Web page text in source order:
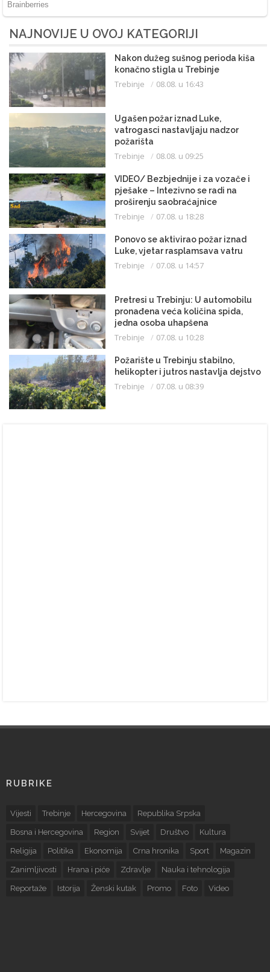
NAJNOVIJE U OVOJ KATEGORIJI
Nakon dužeg sušnog perioda kiša
konačno stigla u Trebinje
Trebinje 08.08. u 16:43
Ugašen požar iznad Luke,
vatrogasci nastavljaju nadzor
požarišta
Trebinje 08.08. u 09:25
VIDEO/ Bezbjednije i za vozače i
pješake – Intezivno se radi na
proširenju saobraćajnice
Trebinje 07.08. u 18:28
Ponovo se aktivirao požar iznad
Luke, vjetar rasplamsava vatru
Trebinje 07.08. u 14:57
Pretresi u Trebinju: U automobilu
pronađena veća količina spida,
jedna osoba uhapšena
Trebinje 07.08. u 10:28
Požarište u Trebinju stabilno,
helikopter i jutros nastavlja dejstvo
Trebinje 07.08. u 08:39
RUBRIKE
Vijesti Trebinje Hercegovina Republika Srpska
Bosna i Hercegovina Region Svijet Društvo Kultura
Religija Politika Ekonomija Crna hronika Sport Magazin
Zanimljivosti Hrana i piće Zdravlje Nauka i tehnologija
Reportaže Istorija Ženski kutak Promo Foto Video